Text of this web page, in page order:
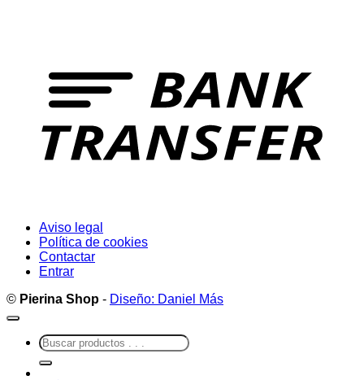
Aviso legal
Política de cookies
Contactar
Entrar
© Pierina Shop - Diseño: Daniel Más
Buscar
por: